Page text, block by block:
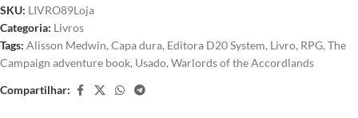
SKU: LIVRO89Loja
Categoria: Livros
Tags: Alisson Medwin, Capa dura, Editora D20 System, Livro, RPG, The
Campaign adventure book, Usado, Warlords of the Accordlands
Compartilhar: